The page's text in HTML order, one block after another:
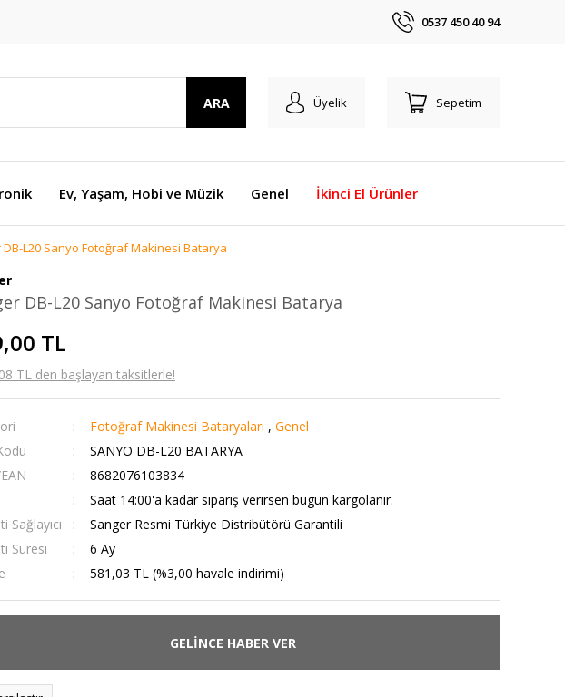
0537 450 40 94
ARA Üyelik Sepetim
Ev, Yaşam, Hobi ve Müzik Genel İkinci El Ürünler
DB-L20 Sanyo Fotoğraf Makinesi Batarya
DB-L20 Sanyo Fotoğraf Makinesi Batarya
TL
TL den başlayan taksitlerle!
Fotoğraf Makinesi Bataryaları , Genel
SANYO DB-L20 BATARYA
8682076103834
Saat 14:00'a kadar sipariş verirsen bugün kargolanır.
Sağlayıcı
Sanger Resmi Türkiye Distribütörü Garantili
Süresi
6 Ay
581,03 TL (%3,00 havale indirimi)
GELİNCE HABER VER